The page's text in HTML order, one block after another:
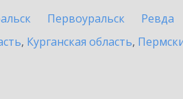
Первоуральск Ревда
, Курганская область,